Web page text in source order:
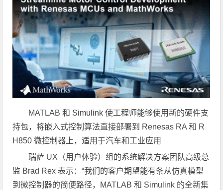
MATLAB和 Simulink使工程师能够使用新的硬件支
持包，将嵌入式控制算法直接部署到 Renesas RA和 R
H850微控制器上，适用于汽车和工业应用
瑞萨 UX（用户体验）组的系统解决方案团队高级总
监 Brad Rex 表示：“我们的客户期望能有条从仿真模型
到微控制器的简便路径，MATLAB 和 Simulink 的全新集